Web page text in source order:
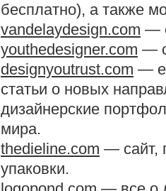
бесплатно), а также
vandelaydesign.com —
youthedesigner.com —
designyoutrust.com —
статьи о новых
дизайнерские
мира.
thedieline.com — сайт,
упаковки.